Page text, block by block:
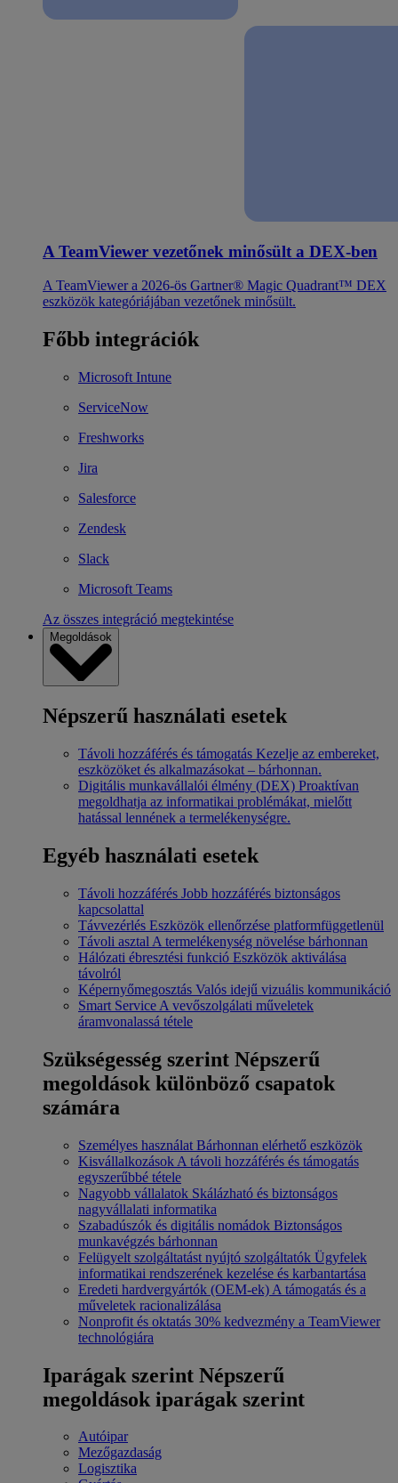
A TeamViewer vezetőnek minősült a DEX-ben
A TeamViewer a 2026-ös Gartner® Magic Quadrant™ DEX
eszközök kategóriájában vezetőnek minősült.
Főbb integrációk
Microsoft Intune
ServiceNow
Freshworks
Jira
Salesforce
Zendesk
Slack
Microsoft Teams
Az összes integráció megtekintése
Megoldások
Népszerű használati esetek
Távoli hozzáférés és támogatás Kezelje az embereket,
eszközöket és alkalmazásokat – bárhonnan.
Digitális munkavállalói élmény (DEX) Proaktívan
megoldhatja az informatikai problémákat, mielőtt
hatással lennének a termelékenységre.
Egyéb használati esetek
Távoli hozzáférés Jobb hozzáférés biztonságos
kapcsolattal
Távvezérlés Eszközök ellenőrzése platformfüggetlenül
Távoli asztal A termelékenység növelése bárhonnan
Hálózati ébresztési funkció Eszközök aktiválása
távolról
Képernyőmegosztás Valós idejű vizuális kommunikáció
Smart Service A vevőszolgálati műveletek
áramvonalassá tétele
Szükségesség szerint Népszerű
megoldások különböző csapatok
számára
Személyes használat Bárhonnan elérhető eszközök
Kisvállalkozások A távoli hozzáférés és támogatás
egyszerűbbé tétele
Nagyobb vállalatok Skálázható és biztonságos
nagyvállalati informatika
Szabadúszók és digitális nomádok Biztonságos
munkavégzés bárhonnan
Felügyelt szolgáltatást nyújtó szolgáltatók Ügyfelek
informatikai rendszerének kezelése és karbantartása
Eredeti hardvergyártók (OEM-ek) A támogatás és a
műveletek racionalizálása
Nonprofit és oktatás 30% kedvezmény a TeamViewer
technológiára
Iparágak szerint Népszerű
megoldások iparágak szerint
Autóipar
Mezőgazdaság
Logisztika